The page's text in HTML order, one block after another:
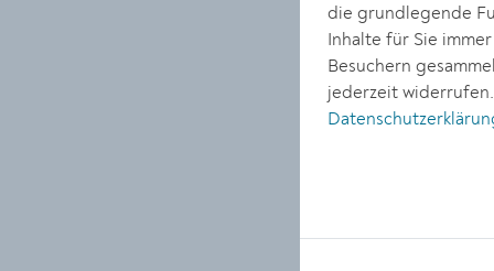
die grundlegende
Inhalte für Sie
Besuchern
jederzeit